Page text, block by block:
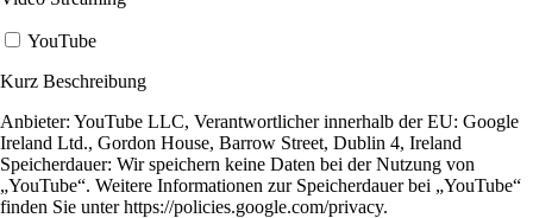
YouTube
Kurz Beschreibung
Anbieter: YouTube LLC, Verantwortlicher innerhalb der EU: Google
Ireland Ltd., Gordon House, Barrow Street, Dublin 4, Ireland
Speicherdauer: Wir speichern keine Daten bei der Nutzung von
„YouTube“. Weitere Informationen zur Speicherdauer bei „YouTube“
finden Sie unter https://policies.google.com/privacy.